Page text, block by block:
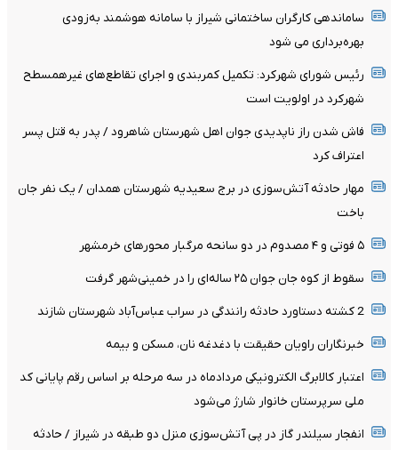
ساماندهی کارگران ساختمانی شیراز با سامانه هوشمند به‌زودی
بهره‌برداری می شود
رئیس شورای شهرکرد: تکمیل کمربندی و اجرای تقاطع‌های غیرهمسطح
شهرکرد در اولویت است
فاش شدن راز ناپدیدی جوان اهل شهرستان شاهرود / پدر به قتل پسر
اعتراف کرد
مهار حادثه آتش‌سوزی در برج سعیدیه شهرستان همدان / یک نفر جان
باخت
۵ فوتی و ۴ مصدوم در دو سانحه مرگبار محورهای خرمشهر
سقوط از کوه جان جوان ۲۵ ساله‌ای را در خمینی‌شهر گرفت
2 کشته دستاورد حادثه رانندگی در سراب عباس‌آباد شهرستان شازند
خبرنگاران راویان حقیقت با دغدغه نان، مسکن و بیمه
اعتبار کالابرگ الکترونیکی مردادماه در سه مرحله بر اساس رقم پایانی کد
ملی سرپرستان خانوار شارژ می‌شود
انفجار سیلندر گاز در پی آتش‌سوزی منزل دو طبقه در شیراز / حادثه